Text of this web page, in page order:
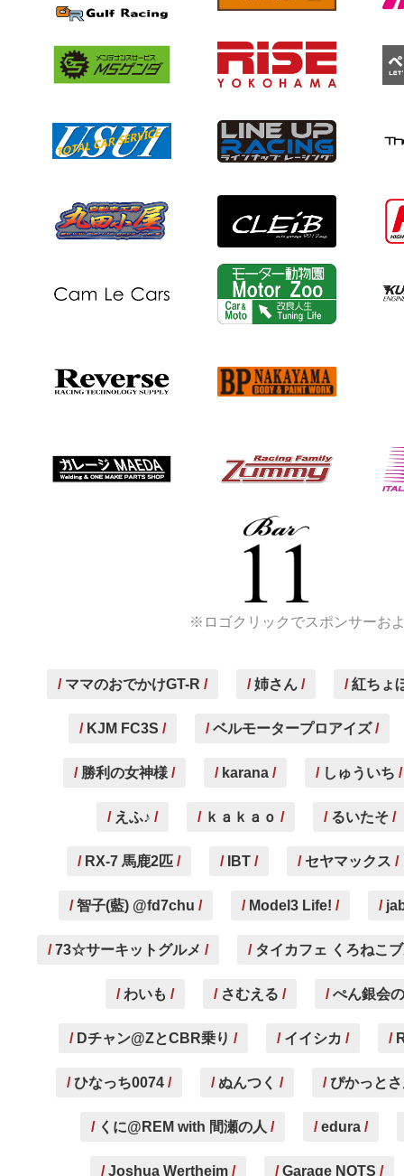
※ロゴクリックでスポンサーお
ママのおでかけGT-R 姉さん 紅ちょ
KJM FC3S ベルモータープロアイズ
勝利の女神様 karana しゅういち
えふ♪ ｋａｋａｏ るいたそ
RX-7 馬鹿2匹 IBT セヤマックス
智子(藍) @fd7chu Model3 Life!
73☆サーキットグルメ タイカフェ くろねこ
わいも さむえる ぺん銀会
Dチャン@ZとCBR乗り イイシカ
ひなっち0074 ぬんつく ぴかっと
くに@REM with 間瀬の人 edura
Joshua Wertheim Garage NOTS